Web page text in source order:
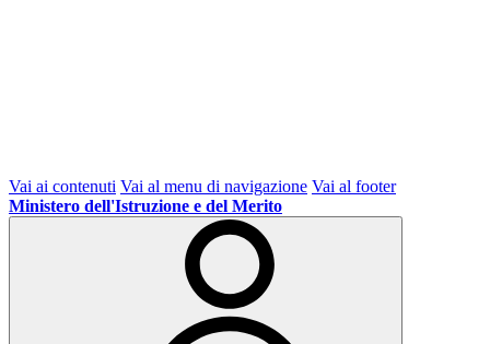
Vai ai contenuti Vai al menu di navigazione Vai al footer
Ministero dell'Istruzione e del Merito